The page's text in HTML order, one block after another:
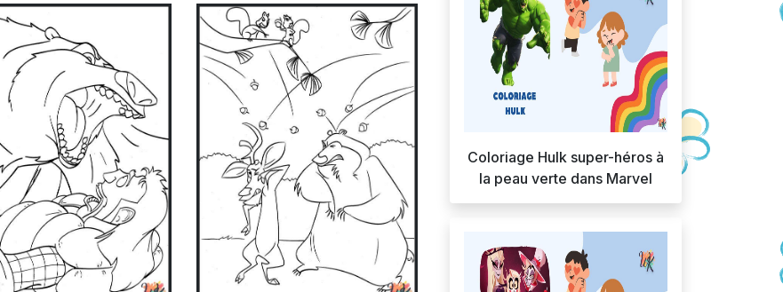
Coloriage Hulk super-héros à
la peau verte dans Marvel